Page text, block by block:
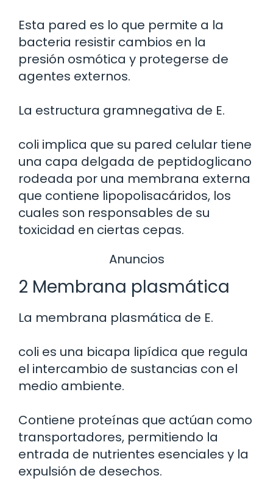
Esta pared es lo que permite a la
bacteria resistir cambios en la
presión osmótica y protegerse de
agentes externos.
La estructura gramnegativa de E.
coli implica que su pared celular tiene
una capa delgada de peptidoglicano
rodeada por una membrana externa
que contiene lipopolisacáridos, los
cuales son responsables de su
toxicidad en ciertas cepas.
Anuncios
2 Membrana plasmática
La membrana plasmática de E.
coli es una bicapa lipídica que regula
el intercambio de sustancias con el
medio ambiente.
Contiene proteínas que actúan como
transportadores, permitiendo la
entrada de nutrientes esenciales y la
expulsión de desechos.